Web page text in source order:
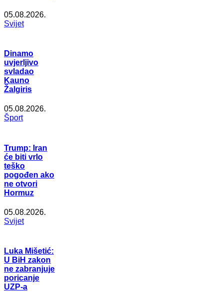
05.08.2026.
Svijet
Dinamo
uvjerljivo
svladao
Kauno
Žalgiris
05.08.2026.
Šport
Trump: Iran
će biti vrlo
teško
pogođen ako
ne otvori
Hormuz
05.08.2026.
Svijet
Luka Mišetić:
U BiH zakon
ne zabranjuje
poricanje
UZP-a